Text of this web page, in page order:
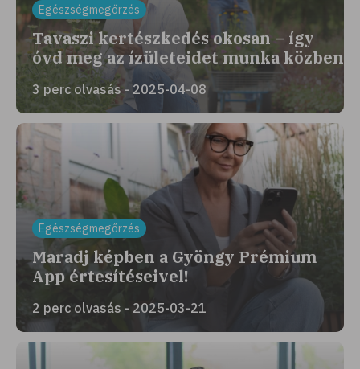
Egészségmegőrzés
Tavaszi kertészkedés okosan – így
óvd meg az ízületeidet munka közben
3 perc olvasás - 2025-04-08
Egészségmegőrzés
Maradj képben a Gyöngy Prémium
App értesítéseivel!
2 perc olvasás - 2025-03-21